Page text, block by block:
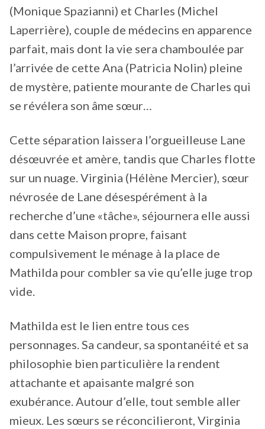
(Monique Spazianni) et Charles (Michel
Laperrière), couple de médecins en apparence
parfait, mais dont la vie sera chamboulée par
l’arrivée de cette Ana (Patricia Nolin) pleine
de mystère, patiente mourante de Charles qui
se révélera son âme sœur…
Cette séparation laissera l’orgueilleuse Lane
désœuvrée et amère, tandis que Charles flotte
sur un nuage. Virginia (Hélène Mercier), sœur
névrosée de Lane désespérément à la
recherche d’une «tâche», séjournera elle aussi
dans cette Maison propre, faisant
compulsivement le ménage à la place de
Mathilda pour combler sa vie qu’elle juge trop
vide.
Mathilda est le lien entre tous ces
personnages. Sa candeur, sa spontanéité et sa
philosophie bien particulière la rendent
attachante et apaisante malgré son
exubérance. Autour d’elle, tout semble aller
mieux. Les sœurs se réconcilieront, Virginia